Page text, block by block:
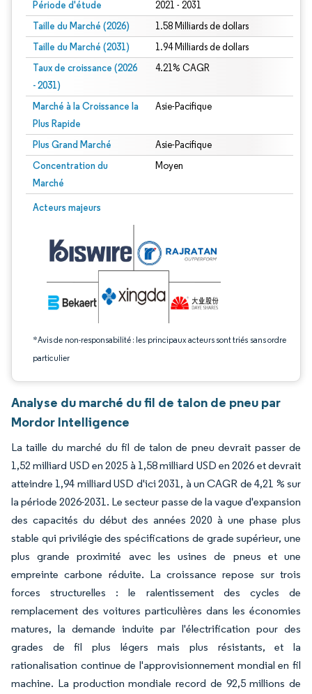
Période d'étude 2021 - 2031
Taille du Marché (2026) 1.58 Milliards de dollars
Taille du Marché (2031) 1.94 Milliards de dollars
Taux de croissance (2026
- 2031)
4.21% CAGR
Marché à la Croissance la
Plus Rapide
Asie-Pacifique
Plus Grand Marché Asie-Pacifique
Concentration du
Marché
Moyen
Acteurs majeurs
*Avis de non-responsabilité : les principaux acteurs sont triés sans ordre
particulier
Image © Mordor Intelligence. La réutilisation nécessite une attribution sous CC
Analyse du marché du fil de talon de pneu par
Mordor Intelligence
La taille du marché du fil de talon de pneu devrait passer de
1,52 milliard USD en 2025 à 1,58 milliard USD en 2026 et devrait
atteindre 1,94 milliard USD d'ici 2031, à un CAGR de 4,21 % sur
la période 2026-2031. Le secteur passe de la vague d'expansion
des capacités du début des années 2020 à une phase plus
stable qui privilégie des spécifications de grade supérieur, une
plus grande proximité avec les usines de pneus et une
empreinte carbone réduite. La croissance repose sur trois
forces structurelles : le ralentissement des cycles de
remplacement des voitures particulières dans les économies
matures, la demande induite par l'électrification pour des
grades de fil plus légers mais plus résistants, et la
rationalisation continue de l'approvisionnement mondial en fil
machine. La production mondiale record de 92,5 millions de